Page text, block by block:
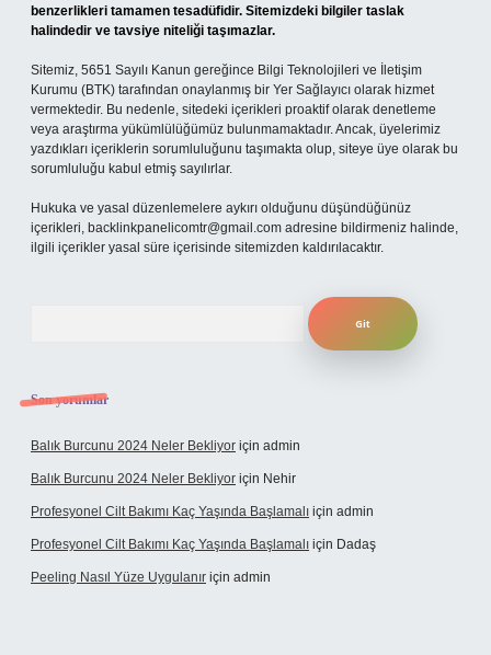
benzerlikleri tamamen tesadüfidir. Sitemizdeki bilgiler taslak
halindedir ve tavsiye niteliği taşımazlar.
Sitemiz, 5651 Sayılı Kanun gereğince Bilgi Teknolojileri ve İletişim
Kurumu (BTK) tarafından onaylanmış bir Yer Sağlayıcı olarak hizmet
vermektedir. Bu nedenle, sitedeki içerikleri proaktif olarak denetleme
veya araştırma yükümlülüğümüz bulunmamaktadır. Ancak, üyelerimiz
yazdıkları içeriklerin sorumluluğunu taşımakta olup, siteye üye olarak bu
sorumluluğu kabul etmiş sayılırlar.
Hukuka ve yasal düzenlemelere aykırı olduğunu düşündüğünüz
içerikleri, backlinkpanelicomtr@gmail.com adresine bildirmeniz halinde,
ilgili içerikler yasal süre içerisinde sitemizden kaldırılacaktır.
Son yorumlar
Balık Burcunu 2024 Neler Bekliyor için admin
Balık Burcunu 2024 Neler Bekliyor için Nehir
Profesyonel Cilt Bakımı Kaç Yaşında Başlamalı için admin
Profesyonel Cilt Bakımı Kaç Yaşında Başlamalı için Dadaş
Peeling Nasıl Yüze Uygulanır için admin